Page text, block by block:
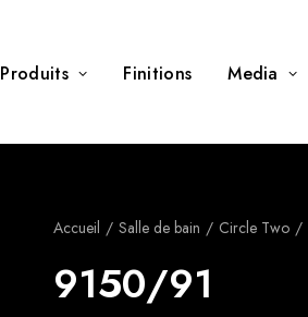
Produits Finitions Media
Accueil Salle de bain Circle Two
9150/91